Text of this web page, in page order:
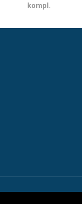
kompl.